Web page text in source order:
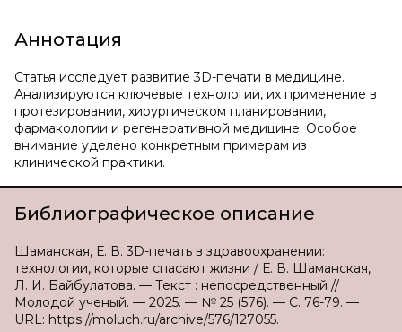
Аннотация
Статья исследует развитие 3D-печати в медицине.
Анализируются ключевые технологии, их применение в
протезировании, хирургическом планировании,
фармакологии и регенеративной медицине. Особое
внимание уделено конкретным примерам из
клинической практики.
Библиографическое описание
Шаманская, Е. В. 3D-печать в здравоохранении:
технологии, которые спасают жизни / Е. В. Шаманская,
Л. И. Байбулатова. — Текст : непосредственный //
Молодой ученый. — 2025. — № 25 (576). — С. 76-79. —
URL: https://moluch.ru/archive/576/127055.